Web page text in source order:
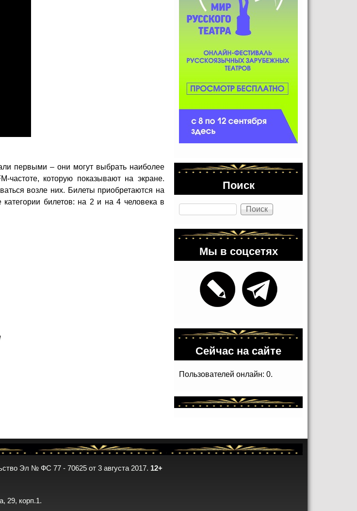
первыми – они могут выбрать наиболее
частоте, которую показывают на экране.
возле них. Билеты приобретаются на
билетов: на 2 и на 4 человека в
Поиск
Поиск
Мы в соцсетях
Сейчас на сайте
Пользователей онлайн: 0.
Эл № ФС 77 - 70625 от 3 августа 2017. 12+
29, корп.1.